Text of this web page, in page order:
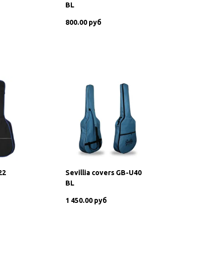
BL
800.00 руб
Sevillia covers GB-U40
BL
1 450.00 руб